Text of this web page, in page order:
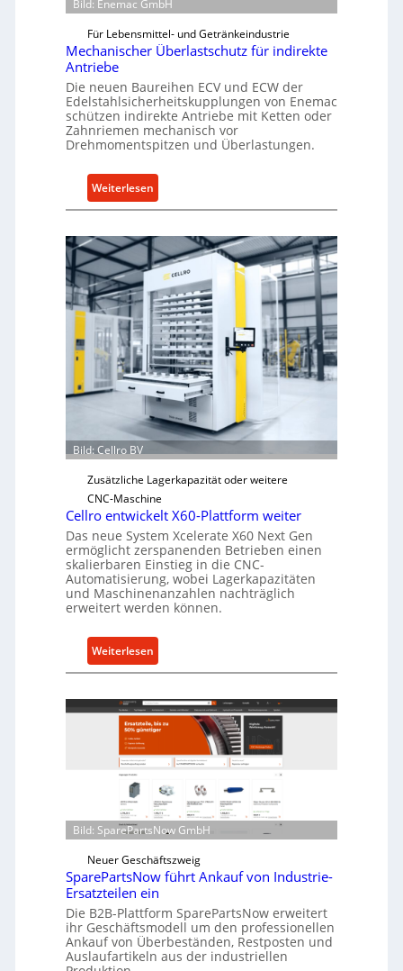
Bild: Enemac GmbH
Für Lebensmittel- und Getränkeindustrie
Mechanischer Überlastschutz für indirekte
Antriebe
Die neuen Baureihen ECV und ECW der
Edelstahlsicherheitskupplungen von Enemac
schützen indirekte Antriebe mit Ketten oder
Zahnriemen mechanisch vor
Drehmomentspitzen und Überlastungen.
Weiterlesen:
M
c
h
n
c
h
e
r
Ü
b
s
t
s
c
u
t
f
ü
r
i
i
r
k
t
A
n
t
Bild: Cellro BV
Zusätzliche Lagerkapazität oder weitere
CNC-Maschine
Cellro entwickelt X60-Plattform weiter
Das neue System Xcelerate X60 Next Gen
ermöglicht zerspanenden Betrieben einen
skalierbaren Einstieg in die CNC-
Automatisierung, wobei Lagerkapazitäten
und Maschinenanzahlen nachträglich
erweitert werden können.
Weiterlesen:
C
l
l
o
n
t
w
i
c
k
e
l
t
Bild: SparePartsNow GmbH
Neuer Geschäftszweig
SparePartsNow führt Ankauf von Industrie-
Ersatzteilen ein
Die B2B-Plattform SparePartsNow erweitert
ihr Geschäftsmodell um den professionellen
Ankauf von Überbeständen, Restposten und
Auslaufartikeln aus der industriellen